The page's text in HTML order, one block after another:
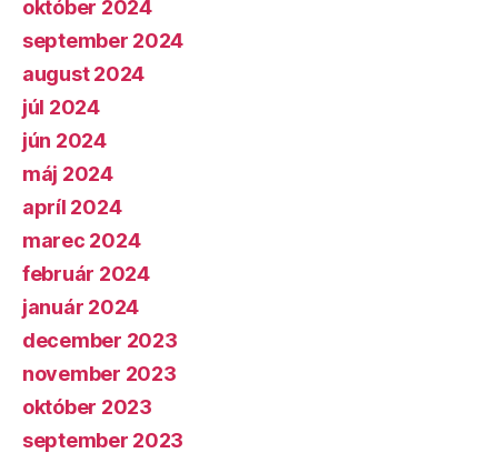
október 2024
september 2024
august 2024
júl 2024
jún 2024
máj 2024
apríl 2024
marec 2024
február 2024
január 2024
december 2023
november 2023
október 2023
september 2023